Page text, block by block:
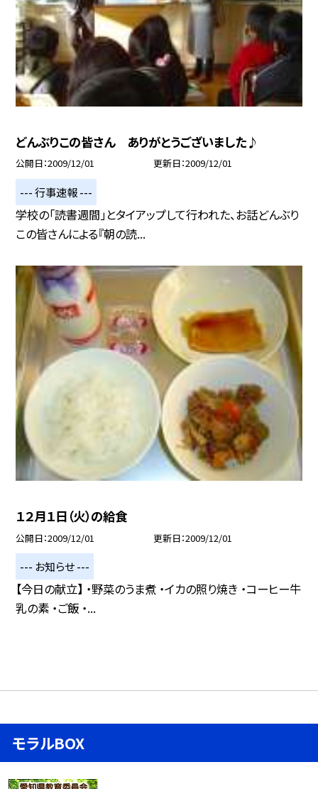
どんぶりこの皆さん ありがとうございました♪
公開日 2009/12/01 更新日 2009/12/01
--- 行事速報 ---
学校の「読書週間」とタイアップして行われた、お話どんぶり
この皆さんによる『朝の読...
１２月１日（火）の給食
公開日 2009/12/01 更新日 2009/12/01
--- お知らせ ---
【今日の献立】 ・野菜のうま煮 ・イカの照り焼き ・コーヒー牛
乳の素 ・ご飯 ・...
モラルBOX